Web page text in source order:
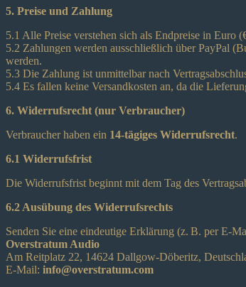
5. Preise und Zahlung
5.1 Alle Preise verstehen sich als Endpreise in
5.2 Zahlungen werden ausschließlich über PayPal
werden.
5.3 Die Zahlung ist unmittelbar nach
5.4 Es fallen keine Versandkosten an, da die
6. Widerrufsrecht (nur Verbraucher)
Verbraucher haben ein 14-tägiges Widerrufsrecht.
6.1 Widerrufsfrist
Die Widerrufsfrist beginnt mit dem Tag des
6.2 Ausübung des Widerrufsrechts
Senden Sie eine eindeutige Erklärung (z. B. per E-
Overstratum Audio
Am Reitplatz 22, 14624 Dallgow-Döberitz,
E-Mail: info@overstratum.com